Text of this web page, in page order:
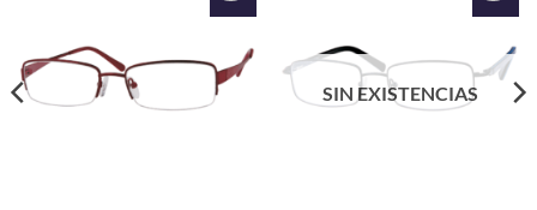
Añadir
lista de
deseos
Añadir
lista de
deseos
SIN EXISTENCIAS